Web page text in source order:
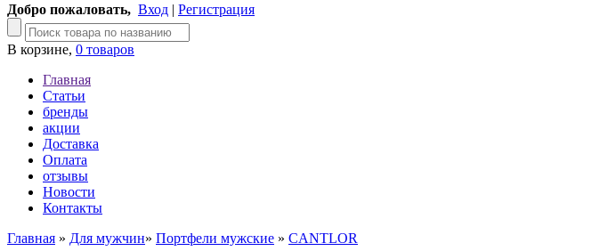
Добро пожаловать, Вход | Регистрация
В корзине, 0 товаров
Главная
Статьи
бренды
акции
Доставка
Оплата
отзывы
Новости
Контакты
Главная » Для мужчин» Портфели мужские » CANTLOR